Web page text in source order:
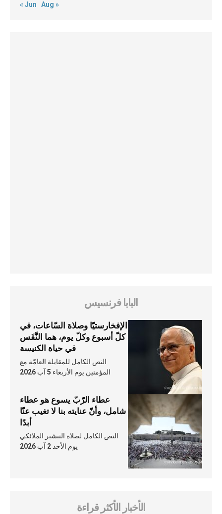
« Jun Aug »
البابا فرنسيس
الإفخارستيّا وصلاة السّاعات، في
كلّ أسبوع وكلّ يوم، هما النَّفَس
في حياة الكنيسة
النص الكامل للمقابلة العامّة مع
المؤمنين يوم الأربعاء 5 آب 2026
عطاء الرّبّ يسوع هو عطاء
شامل، وأنّ عنايته بنا لا تغيب عنّا
أبدًا
النص الكامل لصلاة التبشير الملائكي
يوم الأحد 2 آب 2026
الأخبار الأكثر قراءة